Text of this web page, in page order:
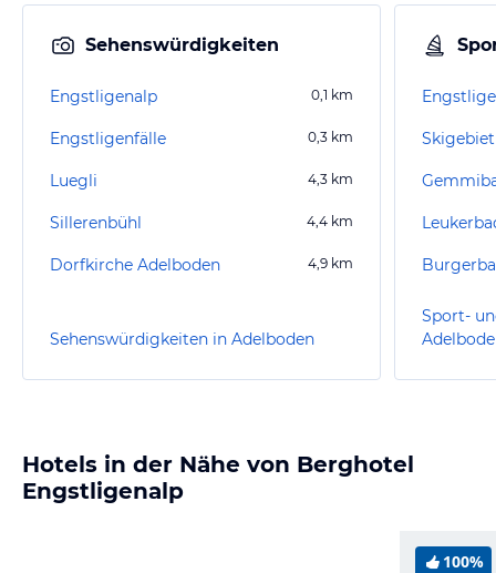
Sehenswürdigkeiten
Engstligenalp 0,1 km
Engstligenfälle 0,3 km
Luegli 4,3 km
Sillerenbühl 4,4 km
Dorfkirche Adelboden 4,9 km
Sehenswürdigkeiten in Adelboden
Sport-
Hotels in der Nähe von Berghotel
Engstligenalp
100%